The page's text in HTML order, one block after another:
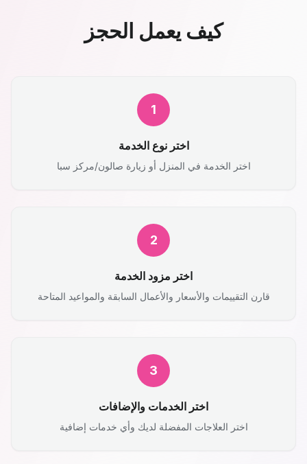
كيف يعمل الحجز
1
اختر نوع الخدمة
اختر الخدمة في المنزل أو زيارة صالون/مركز سبا
2
اختر مزود الخدمة
قارن التقييمات والأسعار والأعمال السابقة والمواعيد المتاحة
3
اختر الخدمات والإضافات
اختر العلاجات المفضلة لديك وأي خدمات إضافية